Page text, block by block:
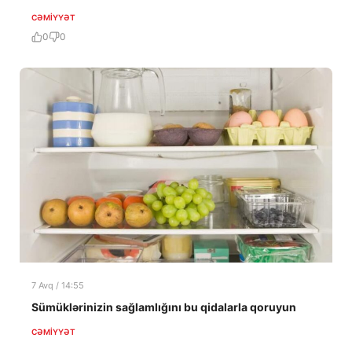
CƏMIYYƏT
0 0
7 Avq / 14:55
Sümüklərinizin sağlamlığını bu qidalarla qoruyun
CƏMIYYƏT